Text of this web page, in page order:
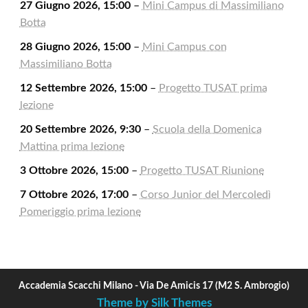
27 Giugno 2026, 15:00– Mini Campus di Massimiliano
Botta
28 Giugno 2026, 15:00– Mini Campus con
Massimiliano Botta
12 Settembre 2026, 15:00– Progetto TUSAT prima
lezione
20 Settembre 2026, 9:30– Scuola della Domenica
Mattina prima lezione
3 Ottobre 2026, 15:00– Progetto TUSAT Riunione
7 Ottobre 2026, 17:00– Corso Junior del Mercoledì
Pomeriggio prima lezione
Accademia Scacchi Milano - Via De Amicis 17 (M2 S. Ambrogio)
Theme by Silk Themes